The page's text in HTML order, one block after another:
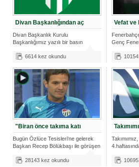
Divan Başkanlığından aç
Divan Başkanlık Kurulu
Başkanlığımız yazılı bir basın
6614 kez okundu
Vefat ve
Genç
"Biran önce takıma katı
Bugün Özlüce Tesisleri'ne gelerek
Başkan Recep Bölükbaşı ile görüşen
28143 kez okundu